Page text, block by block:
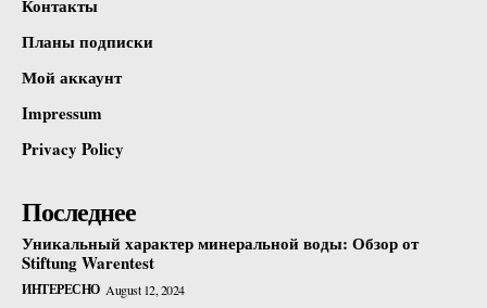
Контакты
Планы подписки
Мой аккаунт
Impressum
Privacy Policy
Последнее
Уникальный характер минеральной воды: Обзор от
Stiftung Warentest
ИНТЕРЕСНО August 12, 2024